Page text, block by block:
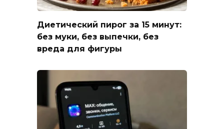
Диетический пирог за 15 минут:
без муки, без выпечки, без
вреда для фигуры